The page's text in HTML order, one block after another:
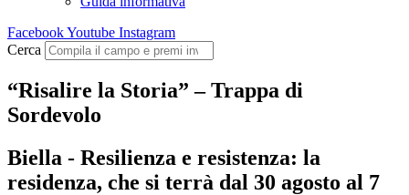
FacebookYoutube Instagram
Cerca
“Risalire la Storia” – Trappa di
Sordevolo
Biella - Resilienza e resistenza: la
residenza, che si terrà dal 30 agosto al 7